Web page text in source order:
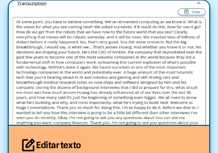
Editar texto